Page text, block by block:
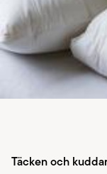
Täcken och